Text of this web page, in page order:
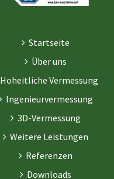
Startseite
Über uns
Hoheitliche Vermessung
Ingenieurvermessung
3D-Vermessung
Weitere Leistungen
Referenzen
Downloads